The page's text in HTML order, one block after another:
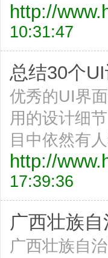
http://
10:31:47
总结30个
优秀的UI界
用的设计细
目中依然有
http://
17:39:36
广西壮族
广西壮族自